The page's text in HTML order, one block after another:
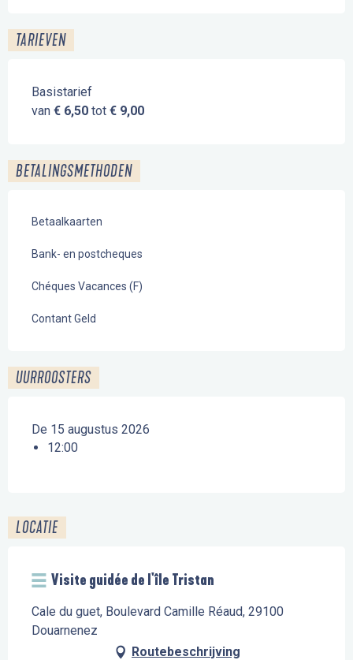
TARIEVEN
Basistarief
van € 6,50 tot € 9,00
BETALINGSMETHODEN
Betaalkaarten
Bank- en postcheques
Chéques Vacances (F)
Contant Geld
UURROOSTERS
De 15 augustus 2026
12:00
LOCATIE
Visite guidée de l'île Tristan
Cale du guet, Boulevard Camille Réaud, 29100
Douarnenez
Routebeschrijving